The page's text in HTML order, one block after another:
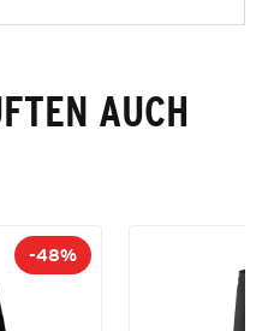
AUCH
-48%